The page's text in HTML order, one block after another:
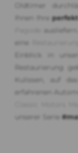
Oldtimer
Ihnen Ihre
eine
Einblick in
Restaurierung
Kulissen, auf
erfahrenen
unserer Serie